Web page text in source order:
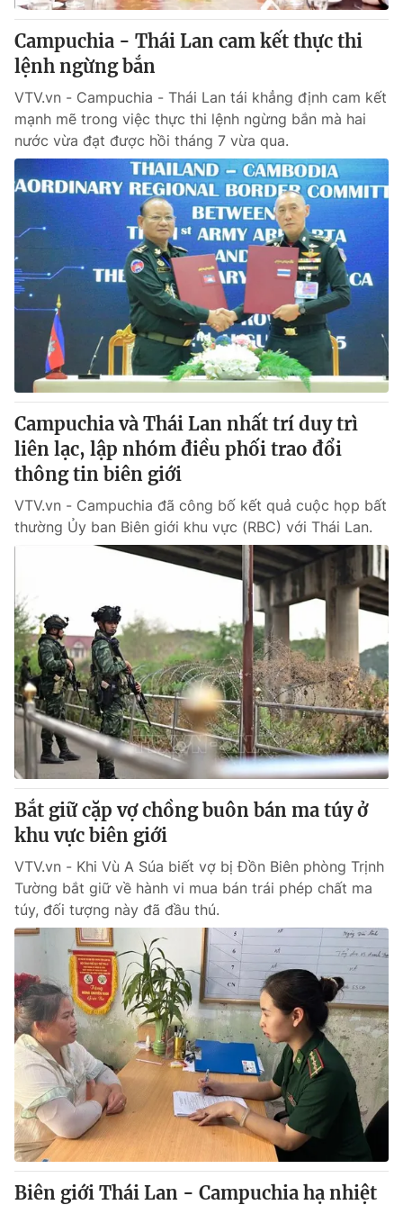
Campuchia - Thái Lan cam kết thực thi
lệnh ngừng bắn
VTV.vn - Campuchia - Thái Lan tái khẳng định cam kết
mạnh mẽ trong việc thực thi lệnh ngừng bắn mà hai
nước vừa đạt được hồi tháng 7 vừa qua.
Campuchia và Thái Lan nhất trí duy trì
liên lạc, lập nhóm điều phối trao đổi
thông tin biên giới
VTV.vn - Campuchia đã công bố kết quả cuộc họp bất
thường Ủy ban Biên giới khu vực (RBC) với Thái Lan.
Bắt giữ cặp vợ chồng buôn bán ma túy ở
khu vực biên giới
VTV.vn - Khi Vù A Súa biết vợ bị Đồn Biên phòng Trịnh
Tường bắt giữ về hành vi mua bán trái phép chất ma
túy, đối tượng này đã đầu thú.
Biên giới Thái Lan - Campuchia hạ nhiệt